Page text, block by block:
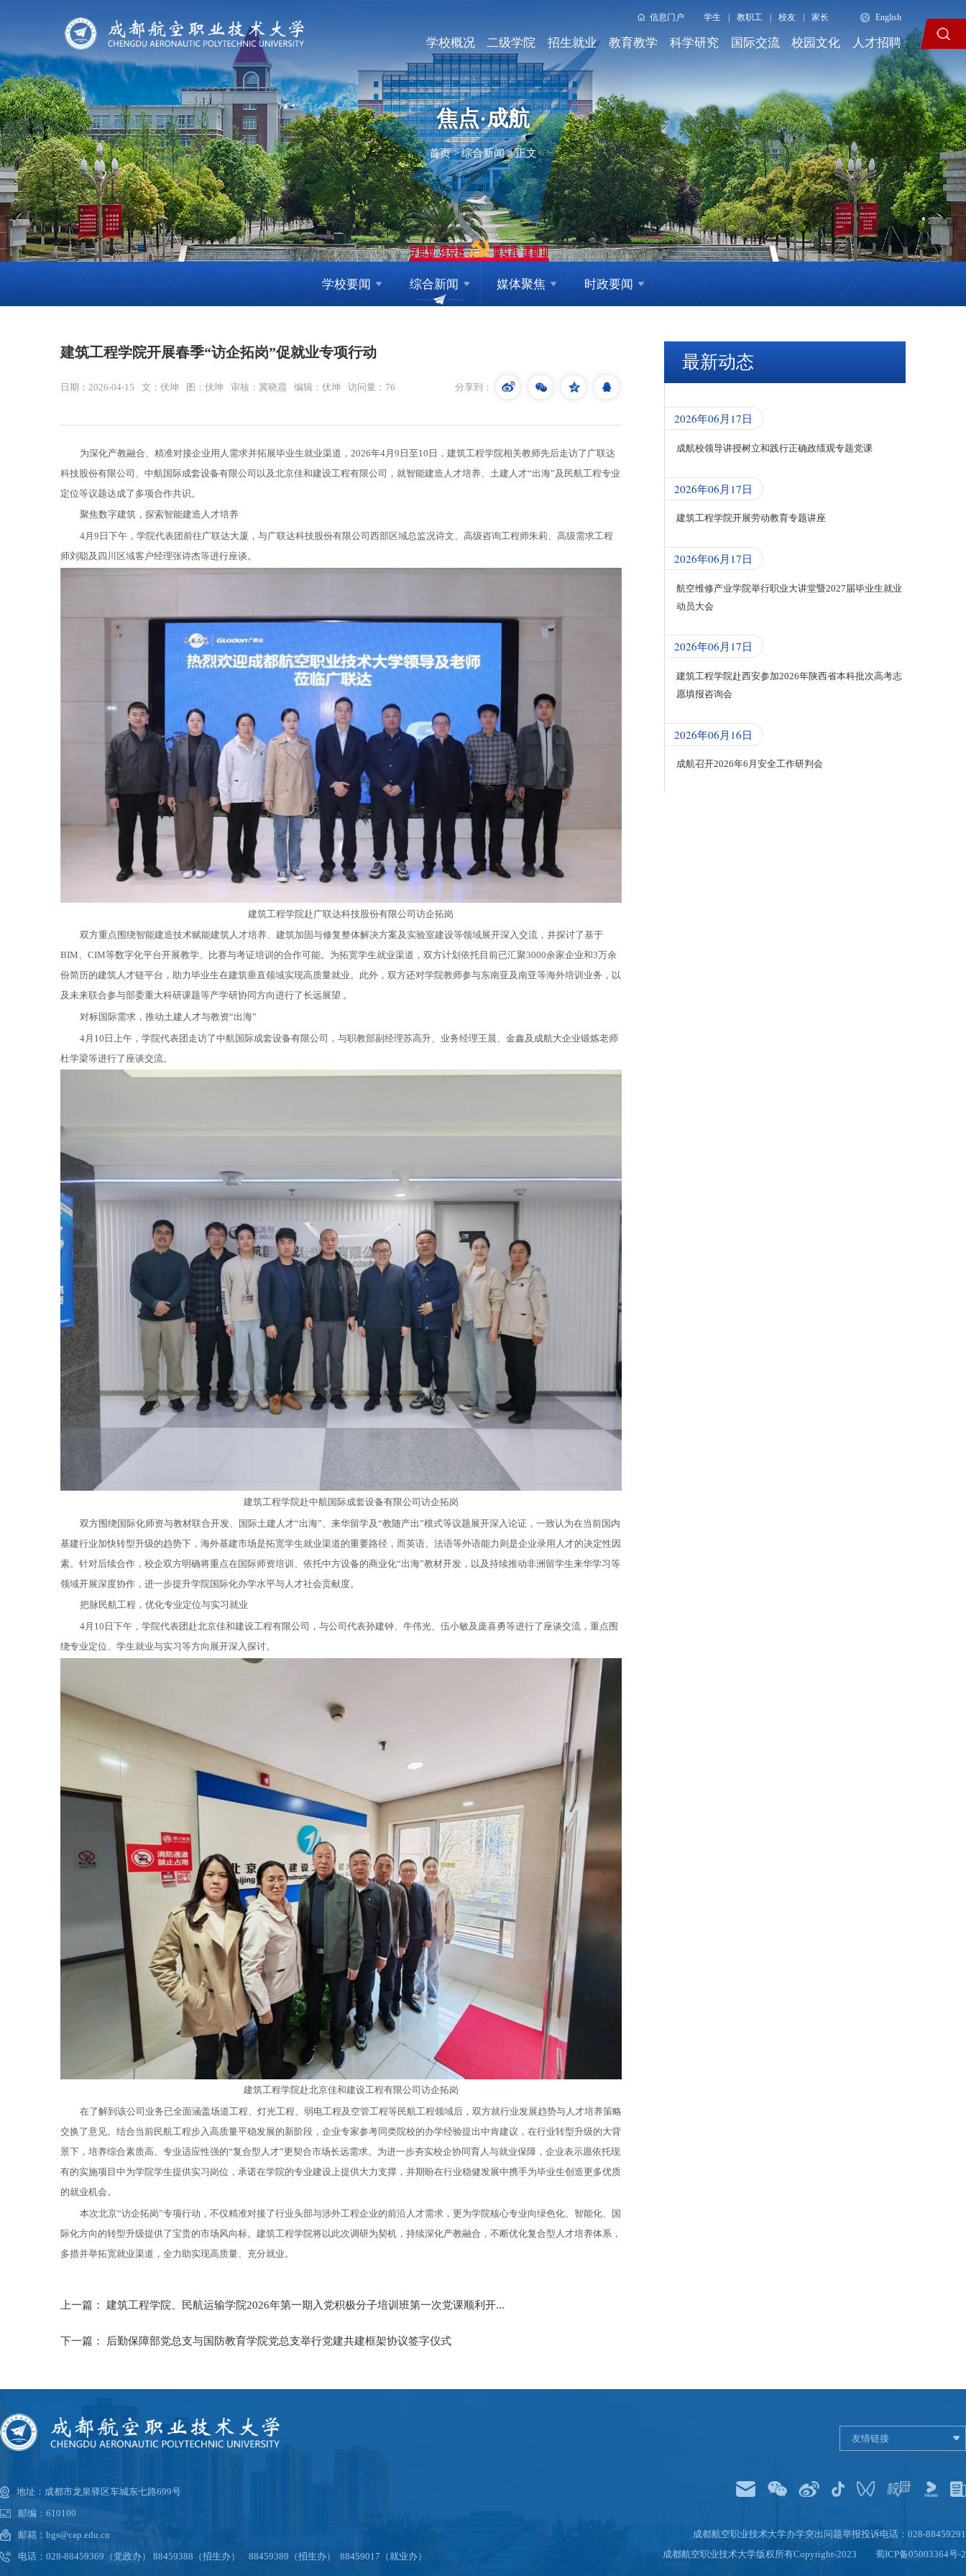
信息门户 学生 教职工 校友 家长 English
学校概况 二级学院 招生就业 教育教学 科学研究 国际交流 校园文化 人才招聘
焦点·成航
首页 > 综合新闻 > 正文
学校要闻 综合新闻 媒体聚焦 时政要闻
建筑工程学院开展春季“访企拓岗”促就业专项行动
日期：2026-04-15 文：伏坤 图：伏坤 审核：冀晓霞 编辑：伏坤 访问量： 76 分享到：
为深化产教融合、精准对接企业用人需求并拓展毕业生就业渠道，2026年4月9日至10日，建筑工程学院相关教师先后走访了广联达
科技股份有限公司、中航国际成套设备有限公司以及北京佳和建设工程有限公司，就智能建造人才培养、土建人才“出海”及民航工程专业
定位等议题达成了多项合作共识。
聚焦数字建筑，探索智能建造人才培养
4月9日下午，学院代表团前往广联达大厦，与广联达科技股份有限公司西部区域总监况诗文、高级咨询工程师朱莉、高级需求工程
师刘聪及四川区域客户经理张诗杰等进行座谈。
建筑工程学院赴广联达科技股份有限公司访企拓岗
双方重点围绕智能建造技术赋能建筑人才培养、建筑加固与修复整体解决方案及实验室建设等领域展开深入交流，并探讨了基于
BIM、CIM等数字化平台开展教学、比赛与考证培训的合作可能。为拓宽学生就业渠道，双方计划依托目前已汇聚3000余家企业和3万余
份简历的建筑人才链平台，助力毕业生在建筑垂直领域实现高质量就业。此外，双方还对学院教师参与东南亚及南亚等海外培训业务，以
及未来联合参与部委重大科研课题等产学研协同方向进行了长远展望 。
对标国际需求，推动土建人才与教资“出海”
4月10日上午，学院代表团走访了中航国际成套设备有限公司，与职教部副经理苏高升、业务经理王晨、金鑫及成航大企业锻炼老师
杜学梁等进行了座谈交流。
建筑工程学院赴中航国际成套设备有限公司访企拓岗
双方围绕国际化师资与教材联合开发、国际土建人才“出海”、来华留学及“教随产出”模式等议题展开深入论证，一致认为在当前国内
基建行业加快转型升级的趋势下，海外基建市场是拓宽学生就业渠道的重要路径，而英语、法语等外语能力则是企业录用人才的决定性因
素。针对后续合作，校企双方明确将重点在国际师资培训、依托中方设备的商业化“出海”教材开发，以及持续推动非洲留学生来华学习等
领域开展深度协作，进一步提升学院国际化办学水平与人才社会贡献度。
把脉民航工程，优化专业定位与实习就业
4月10日下午，学院代表团赴北京佳和建设工程有限公司，与公司代表孙建钟、牛伟光、伍小敏及庞喜勇等进行了座谈交流，重点围
绕专业定位、学生就业与实习等方向展开深入探讨。
建筑工程学院赴北京佳和建设工程有限公司访企拓岗
在了解到该公司业务已全面涵盖场道工程、灯光工程、弱电工程及空管工程等民航工程领域后，双方就行业发展趋势与人才培养策略
交换了意见。结合当前民航工程步入高质量平稳发展的新阶段，企业专家参考同类院校的办学经验提出中肯建议，在行业转型升级的大背
景下，培养综合素质高、专业适应性强的“复合型人才”更契合市场长远需求。为进一步夯实校企协同育人与就业保障，企业表示愿依托现
有的实施项目中为学院学生提供实习岗位，承诺在学院的专业建设上提供大力支撑，并期盼在行业稳健发展中携手为毕业生创造更多优质
的就业机会。
本次北京“访企拓岗”专项行动，不仅精准对接了行业头部与涉外工程企业的前沿人才需求，更为学院核心专业向绿色化、智能化、国
际化方向的转型升级提供了宝贵的市场风向标。建筑工程学院将以此次调研为契机，持续深化产教融合，不断优化复合型人才培养体系，
多措并举拓宽就业渠道，全力助实现高质量、充分就业。
上一篇： 建筑工程学院、民航运输学院2026年第一期入党积极分子培训班第一次党课顺利开...
下一篇： 后勤保障部党总支与国防教育学院党总支举行党建共建框架协议签字仪式
最新动态
2026年06月17日
成航校领导讲授树立和践行正确政绩观专题党课
2026年06月17日
建筑工程学院开展劳动教育专题讲座
2026年06月17日
航空维修产业学院举行职业大讲堂暨2027届毕业生就业
动员大会
2026年06月17日
建筑工程学院赴西安参加2026年陕西省本科批次高考志
愿填报咨询会
2026年06月16日
成航召开2026年6月安全工作研判会
友情链接
地址：成都市龙泉驿区车城东七路699号
邮编：610100
邮箱：bgs@cap.edu.cn
电话：028-88459369（党政办） 88459388（招生办） 88459389（招生办） 88459017（就业办）
成都航空职业技术大学办学突出问题举报投诉电话：028-88459291
成都航空职业技术大学版权所有Copyright-2023 蜀ICP备05003364号-2